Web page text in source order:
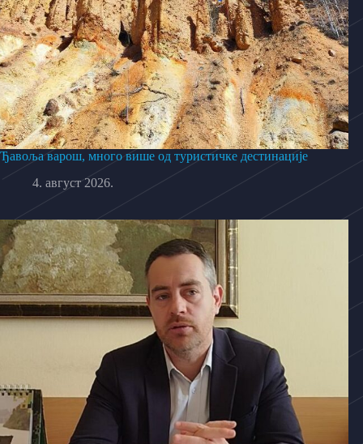
Ђавоља варош, много више од туристичке дестинације
4. август 2026.